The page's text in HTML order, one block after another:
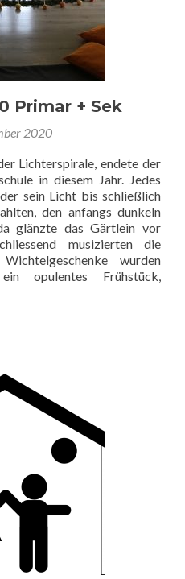
Primar + Sek
2020
Lichterspirale, endete der
in diesem Jahr. Jedes
sein Licht bis schließlich
den anfangs dunkeln
glänzte das Gärtlein vor
musizierten die
wurden
opulentes Frühstück,